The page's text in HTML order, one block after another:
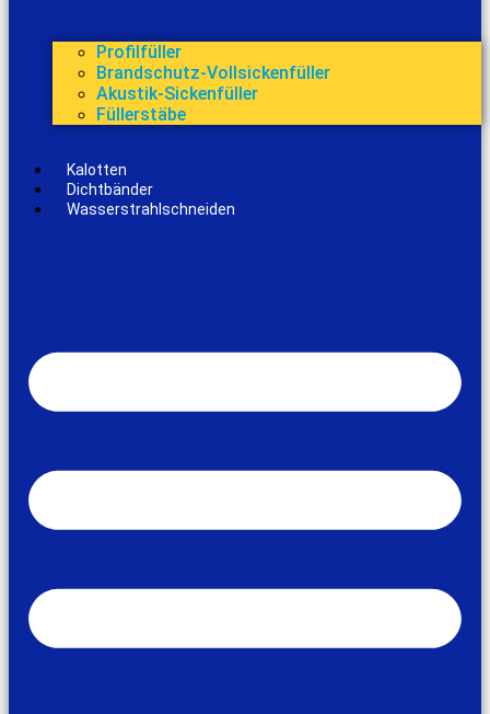
Profilfüller
Brandschutz-Vollsickenfüller
Akustik-Sickenfüller
Füllerstäbe
Kalotten
Dichtbänder
Wasserstrahlschneiden